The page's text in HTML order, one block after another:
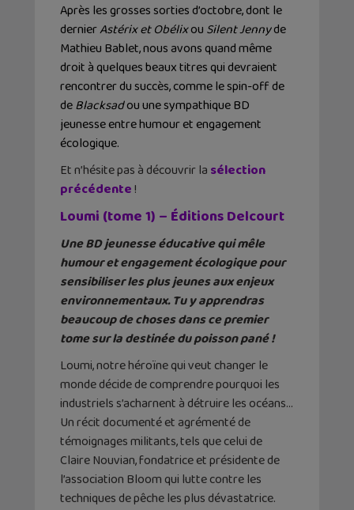
Après les grosses sorties d’octobre, dont le
dernierAstérix et Obélixou Silent Jennyde
Mathieu Bablet, nous avons quand même
droit à quelques beaux titres qui devraient
rencontrer du succès, comme le spin-off de
deBlacksadou une sympathique BD
jeunesse entre humour et engagement
écologique.
Et n’hésite pas à découvrir la sélection
précédente!
Loumi (tome 1) – Éditions Delcourt
Une BD jeunesse éducative qui mêle
humour et engagement écologique pour
sensibiliser les plus jeunes aux enjeux
environnementaux. Tu y apprendras
beaucoup de choses dans ce premier
tome sur la destinée du poisson pané !
Loumi, notre héroïne qui veut changer le
monde décide de comprendre pourquoi les
industriels s’acharnent à détruire les océans…
Un récit documenté et agrémenté de
témoignages militants, tels que celui de
Claire Nouvian, fondatrice et présidente de
l’association Bloom qui lutte contre les
techniques de pêche les plus dévastatrice.